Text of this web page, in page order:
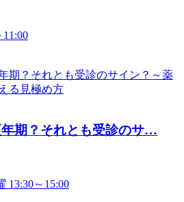
期？それとも受診のサ…
13:30～15:00